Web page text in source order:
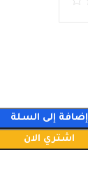
إضافة إلى السلة
اشتري الان